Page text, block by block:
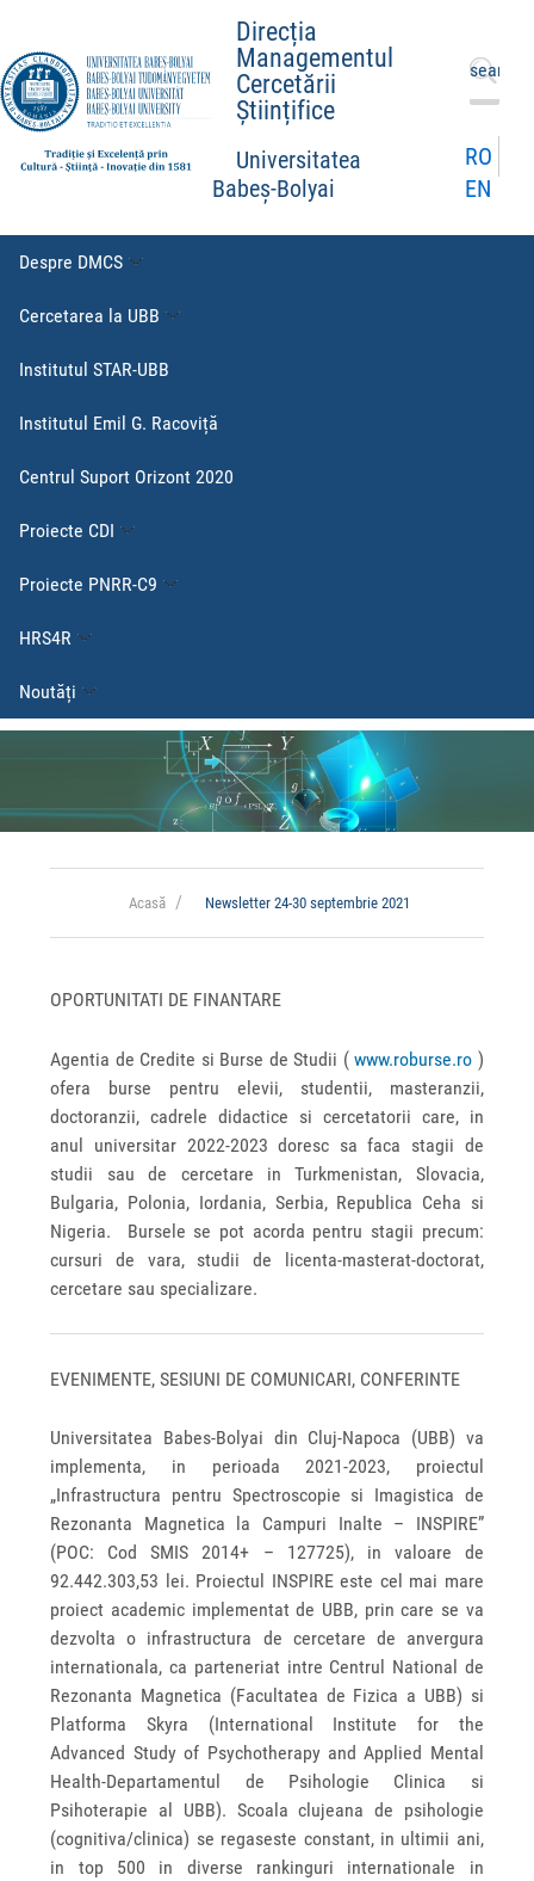
Direcția
Managementul
Cercetării
Științifice
Universitatea
Babeș-Bolyai
Caută
după:
RO
EN
Despre DMCS
Cercetarea la UBB
Institutul STAR-UBB
Institutul Emil G. Racoviță
Centrul Suport Orizont 2020
Proiecte CDI
Proiecte PNRR-C9
HRS4R
Noutăți
Acasă Newsletter 24-30 septembrie 2021
OPORTUNITATI DE FINANTARE
Agentia de Credite si Burse de Studii (www.roburse.ro )
ofera burse pentru elevii, studentii, masteranzii,
doctoranzii, cadrele didactice si cercetatorii care, in
anul universitar 2022-2023 doresc sa faca stagii de
studii sau de cercetare in Turkmenistan, Slovacia,
Bulgaria, Polonia, Iordania, Serbia, Republica Ceha si
Nigeria. Bursele se pot acorda pentru stagii precum:
cursuri de vara, studii de licenta-masterat-doctorat,
cercetare sau specializare.
EVENIMENTE, SESIUNI DE COMUNICARI, CONFERINTE
Universitatea Babes-Bolyai din Cluj-Napoca (UBB) va
implementa, in perioada 2021-2023, proiectul
„Infrastructura pentru Spectroscopie si Imagistica de
Rezonanta Magnetica la Campuri Inalte – INSPIRE”
(POC: Cod SMIS 2014+ – 127725), in valoare de
92.442.303,53 lei. Proiectul INSPIRE este cel mai mare
proiect academic implementat de UBB, prin care se va
dezvolta o infrastructura de cercetare de anvergura
internationala, ca parteneriat intre Centrul National de
Rezonanta Magnetica (Facultatea de Fizica a UBB) si
Platforma Skyra (International Institute for the
Advanced Study of Psychotherapy and Applied Mental
Health-Departamentul de Psihologie Clinica si
Psihoterapie al UBB). Scoala clujeana de psihologie
(cognitiva/clinica) se regaseste constant, in ultimii ani,
in top 500 in diverse rankinguri internationale in